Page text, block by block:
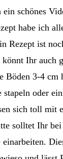
schönes
habe ich
Rezept ist
Ihr auch
Böden 3-4 cm
stapeln oder
sich toll mit
solltet Ihr